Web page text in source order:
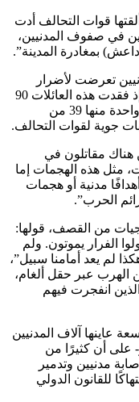
قوات التحالف أدت
في صفوف المدنيين،
بمغادرة المدينة”.
تعرضت لأضرار
كبيرة، من جراء القصف الجوي بلا توقف، إذ فقدت هذه العائلات 90
مدنيًا من أقاربهم وجيرانهم، وفقدت عائلة واحدة منها 39 من
جوية لقوات التحالف.
هناك مقاتلون في
مثل هذه الهجمات إما
مدنية أو هجمات
الحرب”.
من القصف، قولها:
الفرار يموتون. ولم
لم يعد أمامنا سبيل”،
عبر حقل ألغام،
انفجرت فيهم
عاينها آلاف المدنيين
على أن كثيرًا من
مدنيين وتدمير
للقانون الدولي